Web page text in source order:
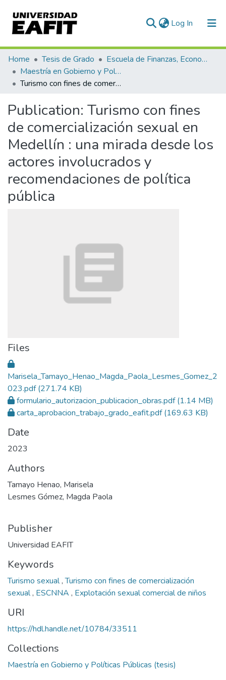
Log In (current)
Communities & Collections
All of DSpace
Home Tesis de Grado
Escuela de Finanzas, Economía y Gobierno
Maestría en Gobierno y Políticas Públicas (tesis)
Turismo con fines de comercialización sexual en Medellín : una mirada desde los actores involucrados y recomendaciones de política pública
Publication: Turismo con fines
de comercialización sexual en
Medellín : una mirada desde los
actores involucrados y
recomendaciones de política
pública
Files
Marisela_Tamayo_Henao_Magda_Paola_Lesmes_Gomez_2
023.pdf(271.74 KB)
formulario_autorizacion_publicacion_obras.pdf(1.14 MB)
carta_aprobacion_trabajo_grado_eafit.pdf(169.63 KB)
Date
2023
Authors
Tamayo Henao, Marisela
Lesmes Gómez, Magda Paola
Publisher
Universidad EAFIT
Keywords
Turismo sexual,Turismo con fines de comercialización
sexual, ESCNNA , Explotación sexual comercial de niños
URI
https://hdl.handle.net/10784/33511
Collections
Maestría en Gobierno y Políticas Públicas (tesis)